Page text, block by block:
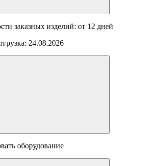
заказных изделий: от 12 дней
24.08.2026
оборудование